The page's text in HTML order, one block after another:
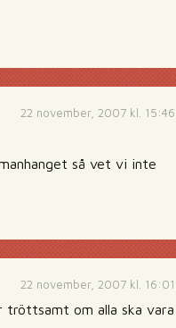
22 november, 2007 kl. 15:46
så vet vi inte
22 november, 2007 kl. 16:01
om alla ska vara